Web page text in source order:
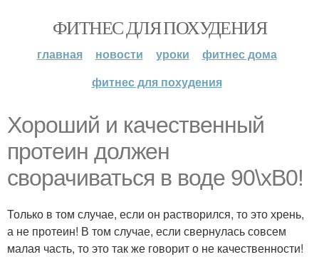
ФИТНЕС ДЛЯ ПОХУДЕНИЯ
главная новости уроки
фитнес дома
фитнес для похудения
Хороший и качественный
протеин должен
сворачиваться в воде 90\xB0!
Только в том случае, если он растворился, то это хрень,
а не протеин! В том случае, если свернулась совсем
малая часть, то это так же говорит о не качественности!